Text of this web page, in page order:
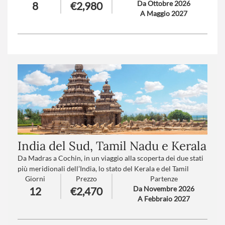
Numero partecipanti
: minimo 15 - massimo 35
Numero partecipanti: minimo 12 - massimo 25
: Pensione completa con bevande
8 €2,980
Da Ottobre 2026
A Maggio 2027
India del Sud, Tamil Nadu e Kerala
Da Madras a Cochin, in un viaggio alla scoperta dei due stati
più meridionali dell’India, lo stato del Kerala e del Tamil
Nadu. Qui vi attendono affascinanti Templi la tradizione
millenaria dell’Ayurveda, palme, spiagge infinite e dolce vita
rurale. Il Sud dell’India con AbacoViaggi è la destinazione
Giorni
12
Prezzo
€2,470
Partenze
Da Novembre 2026
A Febbraio 2027